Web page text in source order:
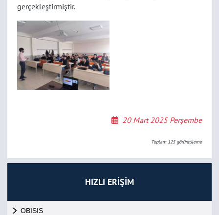
HIZLI ERİŞİM
OBISIS
gerçekleştirmiştir.
20 Mart 2025 Perşembe
Toplam 125görüntüleme